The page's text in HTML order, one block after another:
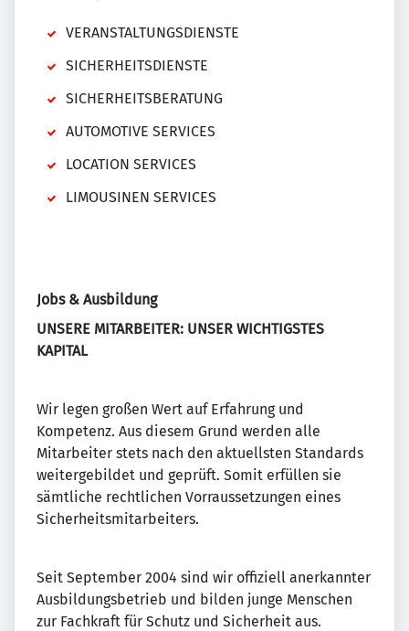
VERANSTALTUNGSDIENSTE
SICHERHEITSDIENSTE
SICHERHEITSBERATUNG
AUTOMOTIVE SERVICES
LOCATION SERVICES
LIMOUSINEN SERVICES
Jobs & Ausbildung
UNSERE MITARBEITER: UNSER WICHTIGSTES
KAPITAL
Wir legen großen Wert auf Erfahrung und
Kompetenz. Aus diesem Grund werden alle
Mitarbeiter stets nach den aktuellsten Standards
weitergebildet und geprüft. Somit erfüllen sie
sämtliche rechtlichen Vorraussetzungen eines
Sicherheitsmitarbeiters.
Seit September 2004 sind wir offiziell anerkannter
Ausbildungsbetrieb und bilden junge Menschen
zur Fachkraft für Schutz und Sicherheit aus.